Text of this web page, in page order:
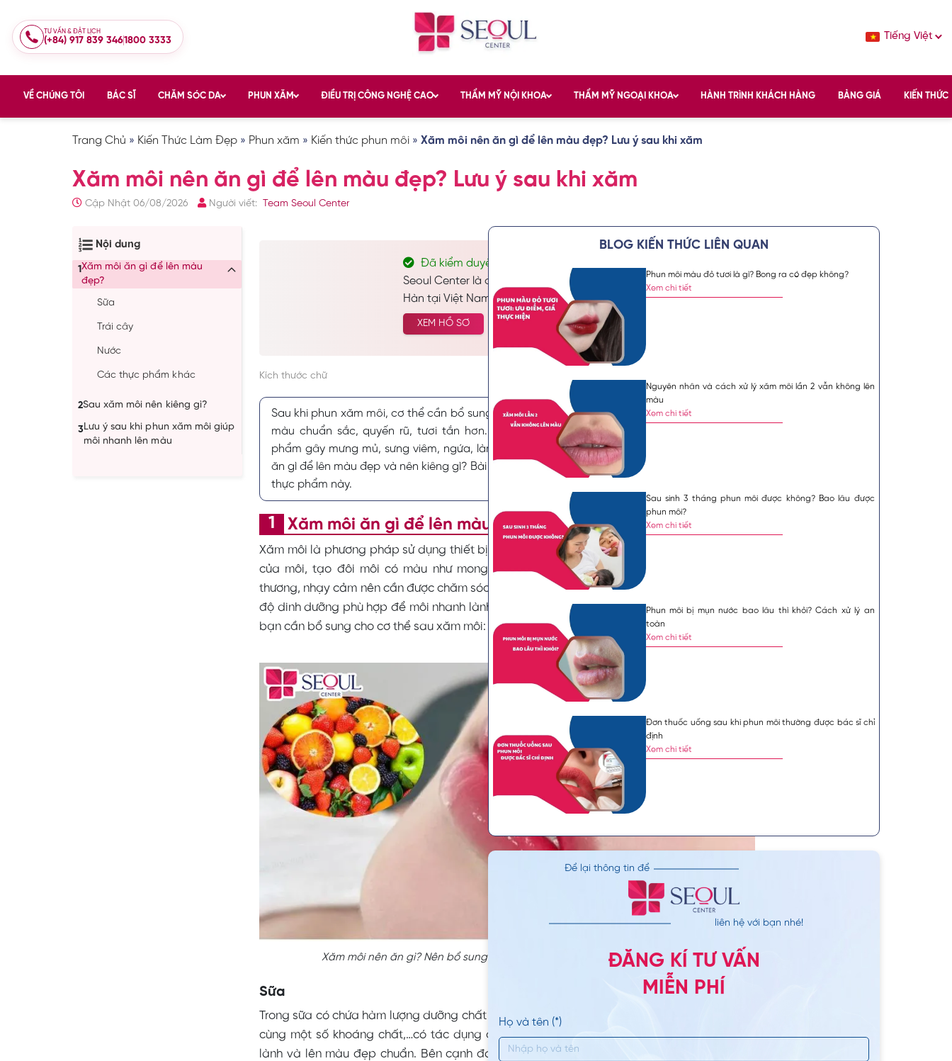
TƯ VẤN & ĐẶT LỊCH
(+84) 917 839 3461800 3333 Tiếng Việt
VỀ CHÚNG TÔI BÁC SĨ CHĂM SÓC DA PHUN XĂM ĐIỀU TRỊ CÔNG NGHỆ CAO THẨM MỸ NỘI KHOA THẨM MỸ NGOẠI KHOA HÀNH TRÌNH KHÁCH HÀNG BẢNG GIÁ KIẾN THỨC
Trang Chủ » Kiến Thức Làm Đẹp » Phun xăm » Kiến thức phun môi » Xăm môi nên ăn gì để lên màu đẹp? Lưu ý sau khi xăm
Xăm môi nên ăn gì để lên màu đẹp? Lưu ý sau khi xăm
Cập Nhật 06/08/2026 Người viết: Team Seoul Center
Nội dung
1Xăm môi ăn gì để lên màu
đẹp?
Sữa
Trái cây
Nước
Các thực phẩm khác
2Sau xăm môi nên kiêng gì?
3Lưu ý sau khi phun xăm môi giúp
môi nhanh lên màu
Đã kiểm duyệt nội dung
Seoul Center là địa chỉ thẩm mỹ và chăm sóc sắc đẹp chuẩn
Hàn tại Việt Nam. Chuyên thực hiện các dịch vụ spa làm đẹp,
chăm sóc da công nghệ cao… Được nhiều khách hàng tin
tưởng và lựa chọn cải thiện vẻ đẹp tự nhiên.
XEM HỒ SƠ
Kích thước chữ
Sau khi phun xăm môi, cơ thể cần bổ sung một số thực phẩm giúp môi nhanh phục hồi, lên
màu chuẩn sắc, quyến rũ, tươi tắn hơn. Đồng thời bạn cũng cần kiêng ăn những thực
phẩm gây mưng mủ, sưng viêm, ngứa, làm chậm quá trình lành thương. Vậy xăm môi nên
ăn gì để lên màu đẹp và nên kiêng gì? Bài viết này
Tips phun môisẽ giúp bạn nắm rõ những
thực phẩm này.
Xăm môi ăn gì để lên màu đẹp?
Xăm môi là phương pháp sử dụng thiết bị có đầu kim siêu nhỏ để đưa mực vào tầng hạ bì
của môi, tạo đôi môi có màu như mong đợi. Thời điểm môi sau khi xăm thường bị tổn
thương, nhạy cảm nên cần được chăm sóc cẩn thận, đặc biệt quá trình này cần có một chế
độ dinh dưỡng phù hợp để môi nhanh lành thương và lên màu đẹp. Dưới đây là thực phẩm
bạn cần bổ sung cho cơ thể sau xăm môi:
Xăm môi nên ăn gì? Nên bổ sung sữa, nước, trái cây, các loại hạt, ngũ cốc
Sữa
Trong sữa có chứa hàm lượng dưỡng chất cao, điển hình như protein, carbohydrate, vitamin
cùng một số khoáng chất,…có tác dụng cấp ẩm, làm mềm mịn môi, thúc đẩy môi nhanh
lành và lên màu đẹp chuẩn. Bên cạnh đó, hàm lượng vitamin D trong sữa còn giúp giảm
BLOG KIẾN THỨC LIÊN QUAN
Phun môi màu đỏ tươi là gì? Bong ra có đẹp không?
Xem chi tiết
Nguyên nhân và cách xử lý xăm môi lần 2 vẫn không lên
màu
Xem chi tiết
Sau sinh 3 tháng phun môi được không? Bao lâu được
phun môi?
Xem chi tiết
Phun môi bị mụn nước bao lâu thì khỏi? Cách xử lý an
toàn
Xem chi tiết
Đơn thuốc uống sau khi phun môi thường được bác sĩ chỉ
định
Xem chi tiết
Để lại thông tin để
liên hệ với bạn nhé!
ĐĂNG KÍ TƯ VẤN
MIỄN PHÍ
Họ và tên (*)